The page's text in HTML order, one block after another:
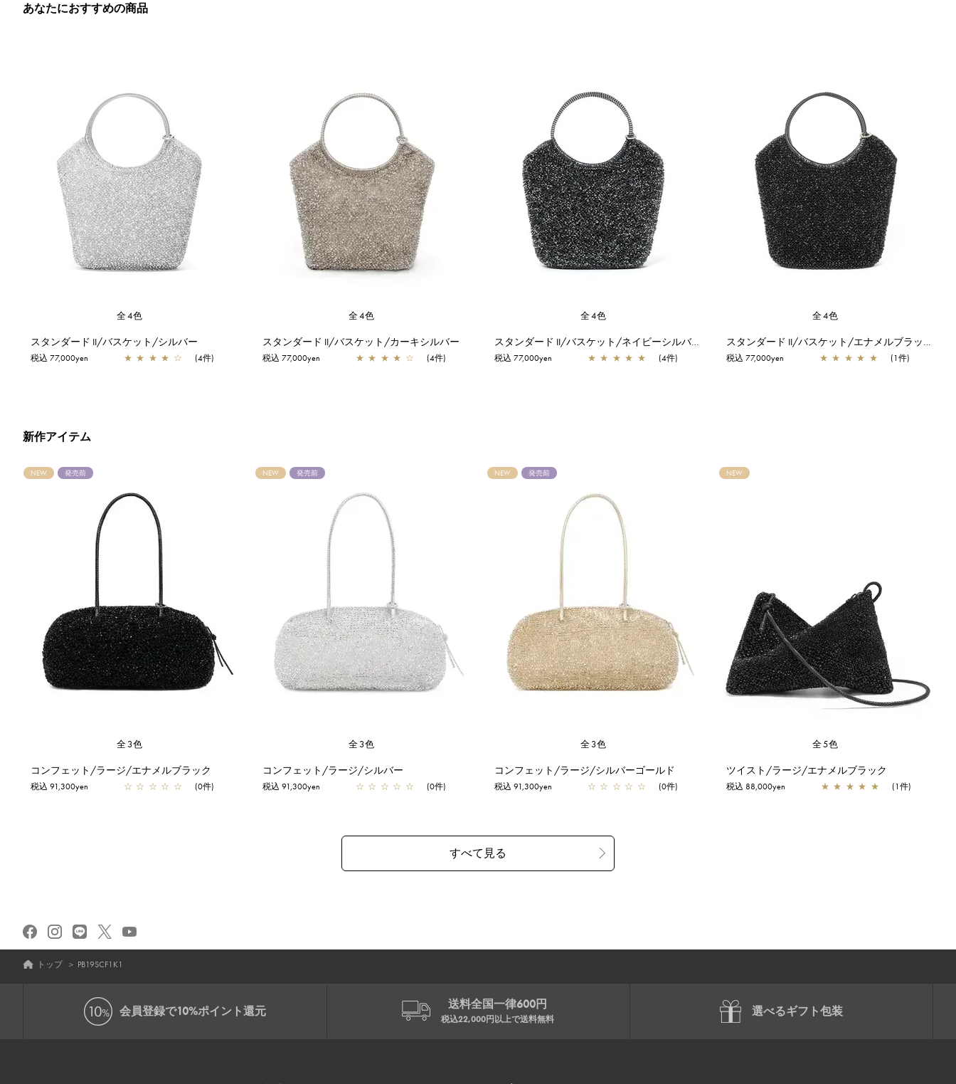
あなたにおすすめの商品
全4色
スタンダード II/バスケット/シルバー
税込 77,000yen ★ ★ ★ ★ ☆ (4件)
全4色
スタンダード II/バスケット/カーキシルバー
税込 77,000yen ★ ★ ★ ★ ☆ (4件)
全4色
スタンダード II/バスケット/ネイビーシルバー
税込 77,000yen ★ ★ ★ ★ ★ (4件)
全4色
スタンダード II/バスケット/エナメルブラック
税込 77,000yen ★ ★ ★ ★ ★ (1件)
新作アイテム
NEW 発売前
全3色
コンフェット/ラージ/エナメルブラック
税込 91,300yen ☆ ☆ ☆ ☆ ☆ (0件)
NEW 発売前
全3色
コンフェット/ラージ/シルバー
税込 91,300yen ☆ ☆ ☆ ☆ ☆ (0件)
NEW 発売前
全3色
コンフェット/ラージ/シルバーゴールド
税込 91,300yen ☆ ☆ ☆ ☆ ☆ (0件)
NEW
全5色
ツイスト/ラージ/エナメルブラック
税込 88,000yen ★ ★ ★ ★ ★ (1件)
トップ ＞ PB19SCF1K1
会員登録で10%ポイント還元 送料全国一律600円
税込22,000円以上で送料無料
選べるギフト包装